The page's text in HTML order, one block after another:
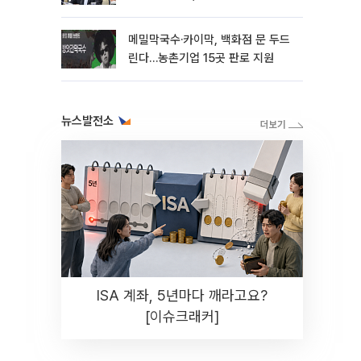
메밀막국수·카이막, 백화점 문 두드
린다…농촌기업 15곳 판로 지원
뉴스발전소
ISA 계좌, 5년마다 깨라고요?
[이슈크래커]